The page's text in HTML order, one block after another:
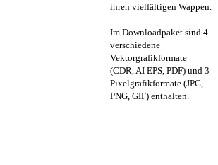
ihren vielfältigen Wappen.
Im Downloadpaket sind 4
verschiedene
Vektorgrafikformate
(CDR, AI EPS, PDF) und 3
Pixelgrafikformate (JPG,
PNG, GIF) enthalten.